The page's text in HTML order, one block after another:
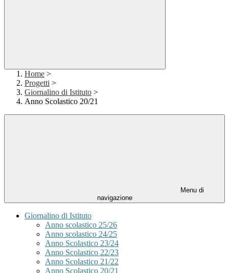
Home >
Progetti >
Giornalino di Istituto >
Anno Scolastico 20/21
Menu di
navigazione
Giornalino di Istituto
Anno scolastico 25/26
Anno scolastico 24/25
Anno Scolastico 23/24
Anno Scolastico 22/23
Anno Scolastico 21/22
Anno Scolastico 20/21